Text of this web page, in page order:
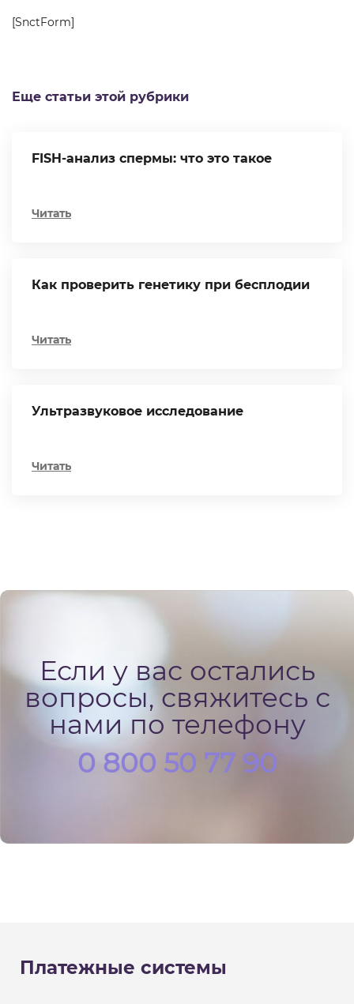
[SnctForm]
Еще статьи этой рубрики
FISH-анализ спермы: что это такое
Читать
Как проверить генетику при бесплодии
Читать
Ультразвуковое исследование
Читать
Если у вас остались
вопросы, свяжитесь с
нами по телефону
0 800 50 77 90
Платежные системы